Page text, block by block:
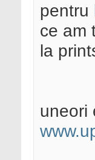
pentru
ce am
la
uneori